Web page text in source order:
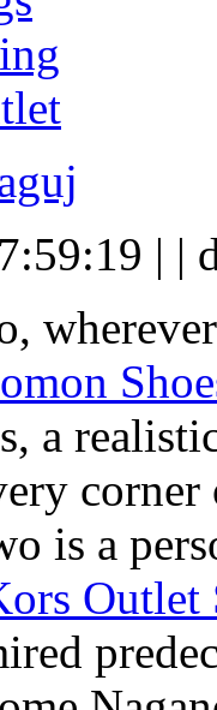
| |
a
is a
Outlet